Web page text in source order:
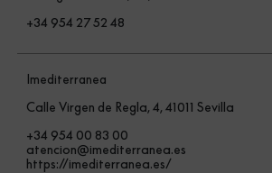
+34 954 27 52 48
Imediterranea
Calle Virgen de Regla, 4, 41011 Sevilla
+34 954 00 83 00
atencion@imediterranea.es
https://imediterranea.es/